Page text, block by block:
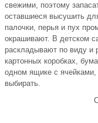
свежими, поэтому
оставшиеся высушить
палочки, перья и пух
окрашивают. В детском
раскладывают по виду и
картонных коробках,
одном ящике с
выбирать.